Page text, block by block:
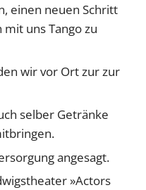
einen neuen Schritt
uns Tango zu
wir vor Ort zur zur
selber Getränke
angesagt.
»Actors